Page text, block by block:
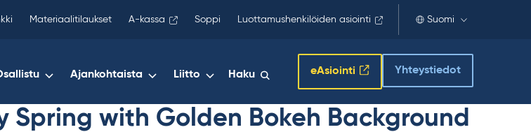
Materiaalitilaukset A-kassa Soppi Luottamushenkilöiden asiointi Suomi
Ajankohtaista Liitto Haku eAsiointi Yhteystiedot
Spring with Golden Bokeh Background